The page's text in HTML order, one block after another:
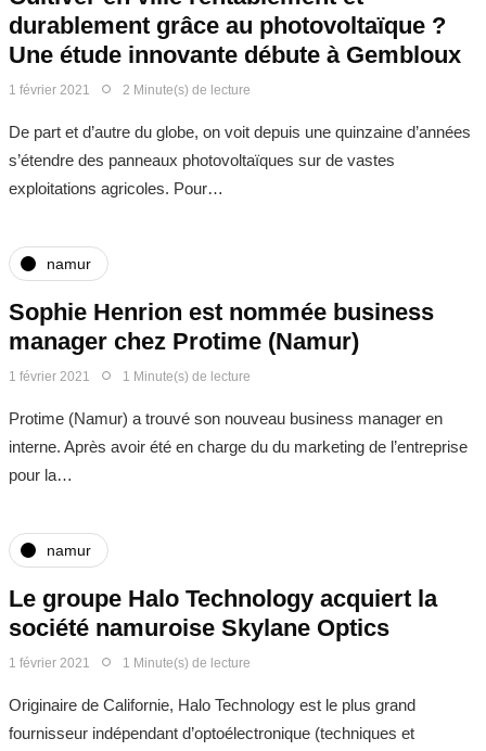
durablement grâce au photovoltaïque ?
Une étude innovante débute à Gembloux
1 février 2021 2 Minute(s) de lecture
De part et d’autre du globe, on voit depuis une quinzaine d’années
s’étendre des panneaux photovoltaïques sur de vastes
exploitations agricoles. Pour…
namur
Sophie Henrion est nommée business
manager chez Protime (Namur)
1 février 2021 1 Minute(s) de lecture
Protime (Namur) a trouvé son nouveau business manager en
interne. Après avoir été en charge du du marketing de l’entreprise
pour la…
namur
Le groupe Halo Technology acquiert la
société namuroise Skylane Optics
1 février 2021 1 Minute(s) de lecture
Originaire de Californie, Halo Technology est le plus grand
fournisseur indépendant d’optoélectronique (techniques et